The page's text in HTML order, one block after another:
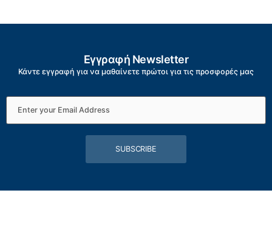
Εγγραφή Newsletter
Κάντε εγγραφή για να μαθαίνετε πρώτοι για τις προσφορές μας
SUBSCRIBE